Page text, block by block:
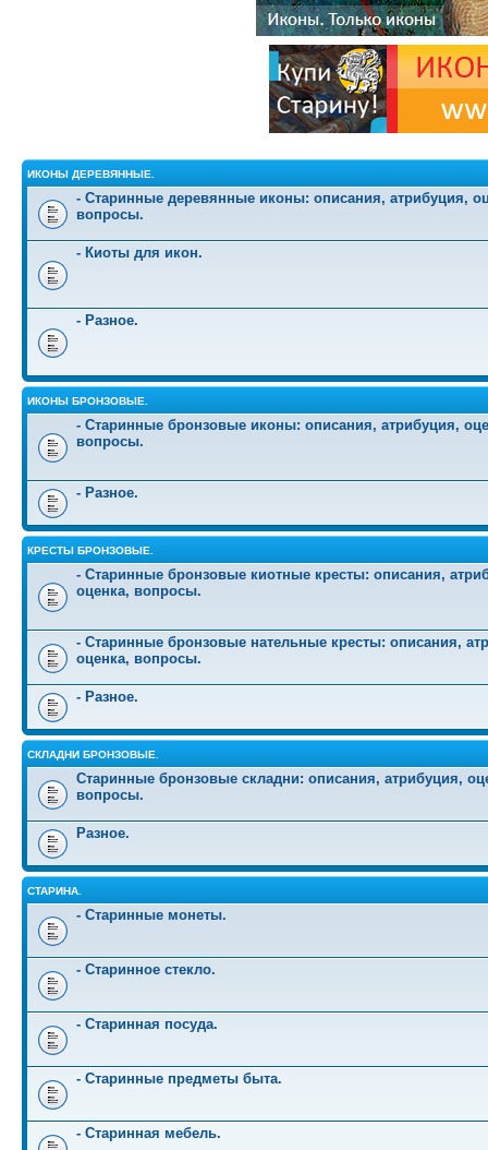
ИКОНЫ ДЕРЕВЯННЫЕ.
- Старинные деревянные иконы: описания, атрибуция,
вопросы.
- Киоты для икон.
- Разное.
ИКОНЫ БРОНЗОВЫЕ.
- Старинные бронзовые иконы: описания, атрибуция,
вопросы.
- Разное.
КРЕСТЫ БРОНЗОВЫЕ.
- Старинные бронзовые киотные кресты: описания,
оценка, вопросы.
- Старинные бронзовые нательные кресты: описания,
оценка, вопросы.
- Разное.
СКЛАДНИ БРОНЗОВЫЕ.
Старинные бронзовые складни: описания, атрибуция,
вопросы.
Разное.
СТАРИНА.
- Старинные монеты.
- Старинное стекло.
- Старинная посуда.
- Старинные предметы быта.
- Старинная мебель.